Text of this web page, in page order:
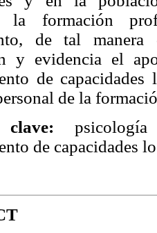
la formación
de tal
y evidencia el
de
de la
psicología
de capacidades